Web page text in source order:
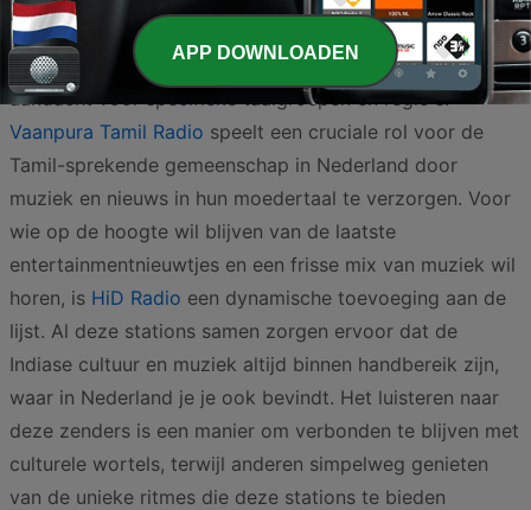
te bieden.
Naast de mainstream Hindoestaanse stations is er ook
aandacht voor specifieke taalgroepen en regio's.
Vaanpura Tamil Radio speelt een cruciale rol voor de
Tamil-sprekende gemeenschap in Nederland door
muziek en nieuws in hun moedertaal te verzorgen. Voor
wie op de hoogte wil blijven van de laatste
entertainmentnieuwtjes en een frisse mix van muziek wil
horen, is HiD Radio een dynamische toevoeging aan de
lijst. Al deze stations samen zorgen ervoor dat de
Indiase cultuur en muziek altijd binnen handbereik zijn,
waar in Nederland je je ook bevindt. Het luisteren naar
deze zenders is een manier om verbonden te blijven met
culturele wortels, terwijl anderen simpelweg genieten
van de unieke ritmes die deze stations te bieden
APP DOWNLOADEN